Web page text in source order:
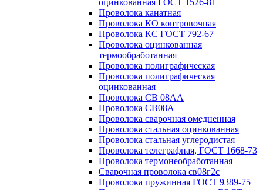
оцинкованная ГОСТ 1526-81
Проволока канатная
Проволока КО контровочная
Проволока КС ГОСТ 792-67
Проволока оцинкованная
термообработанная
Проволока полиграфическая
Проволока полиграфическая
оцинкованная
Проволока СВ 08АА
Проволока СВ08А
Проволока сварочная омедненная
Проволока стальная оцинкованная
Проволока стальная углеродистая
Проволока телеграфная, ГОСТ 1668-73
Проволока термонеобработанная
Сварочная проволока св08г2с
Проволока пружинная ГОСТ 9389-75